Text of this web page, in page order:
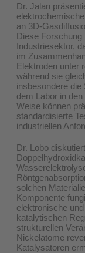
Dr. Jalan
an 3D-
Diese Forschung
Industriesektor,
im
Elektroden unter
während sie
insbesondere
dem Labor in
Weise können
standardisierte
industriellen
Dr. Lobo
solchen
Komponente
elektronische
katalytischen
strukturellen
Nickelatome
Katalysatoren